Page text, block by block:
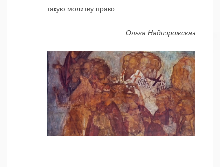
такую молитву право…
Ольга Надпорожская